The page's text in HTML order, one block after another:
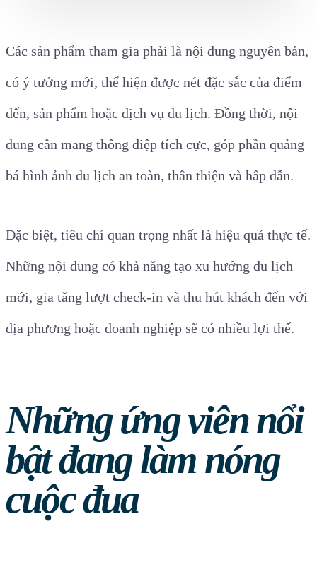
Các sản phẩm tham gia phải là nội dung nguyên bản,
có ý tưởng mới, thể hiện được nét đặc sắc của điểm
đến, sản phẩm hoặc dịch vụ du lịch. Đồng thời, nội
dung cần mang thông điệp tích cực, góp phần quảng
bá hình ảnh du lịch an toàn, thân thiện và hấp dẫn.
Đặc biệt, tiêu chí quan trọng nhất là hiệu quả thực tế.
Những nội dung có khả năng tạo xu hướng du lịch
mới, gia tăng lượt check-in và thu hút khách đến với
địa phương hoặc doanh nghiệp sẽ có nhiều lợi thế.
Những ứng viên nổi
bật đang làm nóng
cuộc đua